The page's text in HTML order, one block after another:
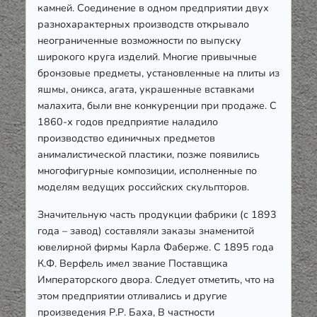
камней. Соединение в одном предприятии двух
разнохарактерных производств открывало
неограниченные возможности по выпуску
широкого круга изделий. Многие привычные
бронзовые предметы, установленные на плиты из
яшмы, оникса, агата, украшенные вставками
малахита, были вне конкуренции при продаже. С
1860-х годов предприятие наладило
производство единичных предметов
анималистической пластики, позже появились
многофигурные композиции, исполненные по
моделям ведущих российских скульпторов.
Значительную часть продукции фабрики (с 1893
года – завод) составляли заказы знаменитой
ювелирной фирмы Карла Фаберже. С 1895 года
К.Ф. Верфель имел звание Поставщика
Императорского двора. Следует отметить, что на
этом предприятии отливались и другие
произведения Р.Р. Баха, В частности